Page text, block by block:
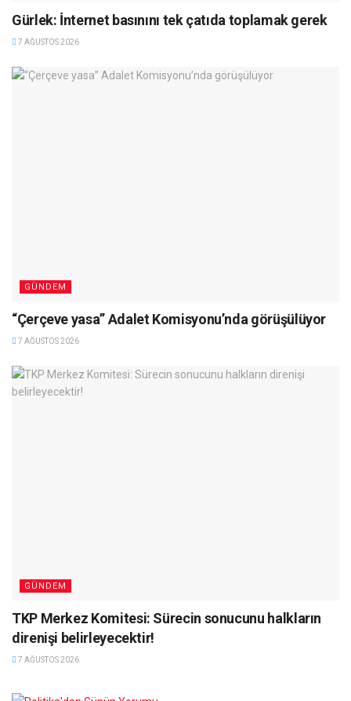
Gürlek: İnternet basınını tek çatıda toplamak gerek
7 AĞUSTOS 2026
GÜNDEM
“Çerçeve yasa” Adalet Komisyonu’nda görüşülüyor
7 AĞUSTOS 2026
GÜNDEM
TKP Merkez Komitesi: Sürecin sonucunu halkların
direnişi belirleyecektir!
7 AĞUSTOS 2026